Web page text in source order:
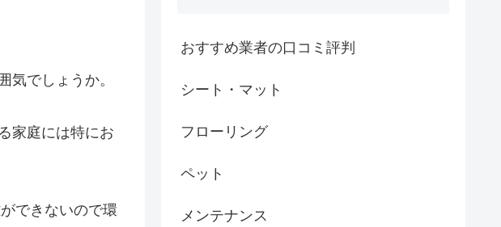
気でしょうか。
家庭には特にお
できないので環
おすすめ業者の口コミ評判
シート・マット
フローリング
ペット
メンテナンス